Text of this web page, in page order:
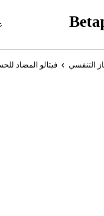
التنفسي فيتالو المضاد